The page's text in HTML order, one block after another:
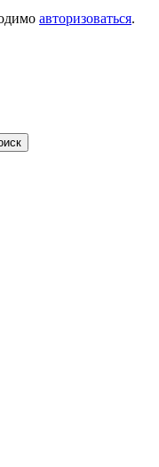
авторизоваться.